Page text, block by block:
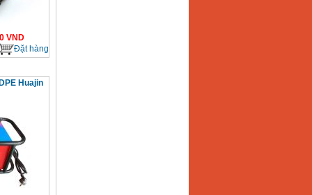
VND
Đặt hàng
Huajin